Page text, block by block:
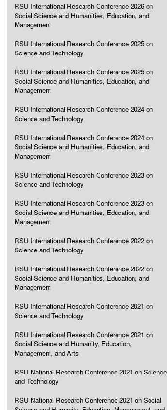
RSU International Research Conference 2026 on
Social Science and Humanities, Education, and
Management
RSU International Research Conference 2025 on
Science and Technology
RSU International Research Conference 2025 on
Social Science and Humanities, Education, and
Management
RSU International Research Conference 2024 on
Science and Technology
RSU International Research Conference 2024 on
Social Science and Humanities, Education, and
Management
RSU International Research Conference 2023 on
Science and Technology
RSU International Research Conference 2023 on
Social Science and Humanities, Education, and
Management
RSU International Research Conference 2022 on
Science and Technology
RSU International Research Conference 2022 on
Social Science and Humanities, Education, and
Management
RSU International Research Conference 2021 on
Science and Technology
RSU International Research Conference 2021 on
Social Science and Humanity, Education,
Management, and Arts
RSU National Research Conference 2021 on Science
and Technology
RSU National Research Conference 2021 on Social